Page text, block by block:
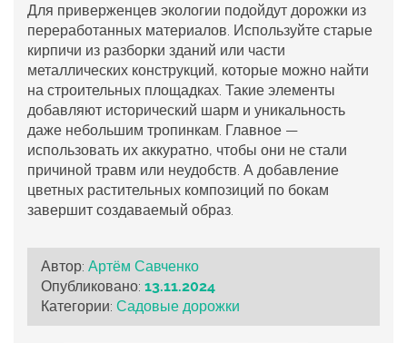
Для приверженцев экологии подойдут дорожки из
переработанных материалов. Используйте старые
кирпичи из разборки зданий или части
металлических конструкций, которые можно найти
на строительных площадках. Такие элементы
добавляют исторический шарм и уникальность
даже небольшим тропинкам. Главное —
использовать их аккуратно, чтобы они не стали
причиной травм или неудобств. А добавление
цветных растительных композиций по бокам
завершит создаваемый образ.
Автор: Артём Савченко
Опубликовано: 13.11.2024
Категории: Садовые дорожки